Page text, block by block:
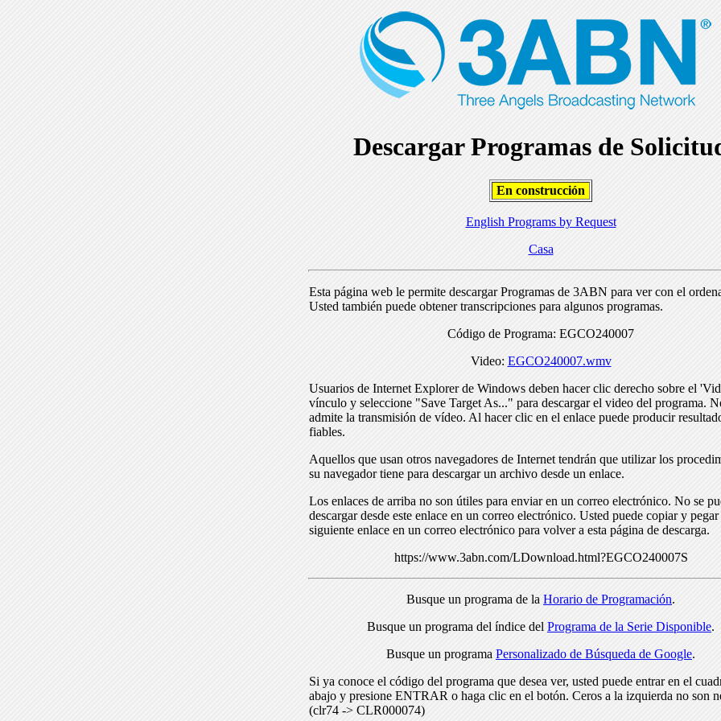
Descargar Programas de
En construcción
English Programs by Request
Casa
Esta página web le permite descargar Programas de 3ABN para ver con el
Usted también puede obtener transcripciones para algunos programas.
Código de Programa: EGCO240007
Video: EGCO240007.wmv
Usuarios de Internet Explorer de Windows deben hacer clic derecho sobre el
vínculo y seleccione "Save Target As..." para descargar el video del programa.
admite la transmisión de vídeo. Al hacer clic en el enlace puede producir
fiables.
Aquellos que usan otros navegadores de Internet tendrán que utilizar los
su navegador tiene para descargar un archivo desde un enlace.
Los enlaces de arriba no son útiles para enviar en un correo electrónico. No se
descargar desde este enlace en un correo electrónico. Usted puede copiar y pegar
siguiente enlace en un correo electrónico para volver a esta página de descarga.
https://www.3abn.com/LDownload.html?EGCO240007S
Busque un programa de la Horario de Programación.
Busque un programa del índice del Programa de la Serie Disponible.
Busque un programa Personalizado de Búsqueda de Google.
Si ya conoce el código del programa que desea ver, usted puede entrar en el
abajo y presione ENTRAR o haga clic en el botón. Ceros a la izquierda no son
(clr74 -> CLR000074)